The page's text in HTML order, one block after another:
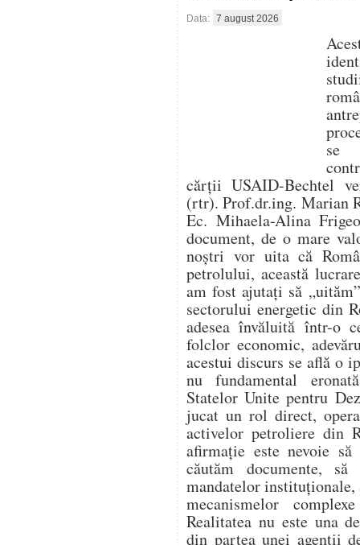
Data: 7 august 2026
se
cărții USAID-Bechtel
(rtr). Prof.dr.ing. Marian
Ec. Mihaela-Alina
document, de o mare
noștri vor uita că
petrolului, această
am fost ajutați să
sectorului energetic din
adesea învăluită într-o
folclor economic,
acestui discurs se află o
nu fundamental
Statelor Unite pentru
jucat un rol direct,
activelor petroliere din
afirmație este nevoie
căutăm documente,
mandatelor instituționale,
mecanismelor
Realitatea nu este una
din partea unei agenții